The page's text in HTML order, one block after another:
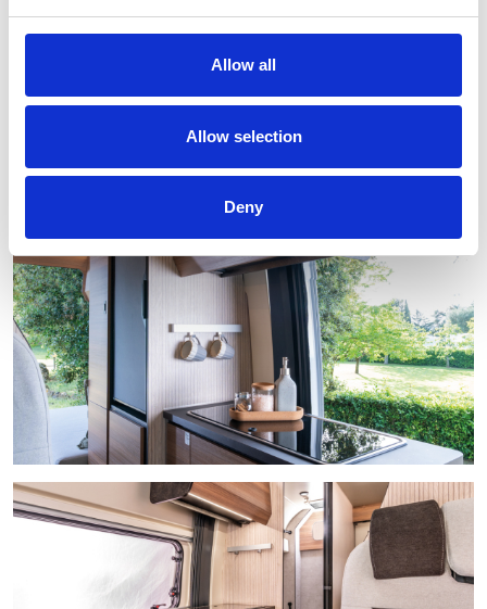
Allow all
Allow selection
Deny